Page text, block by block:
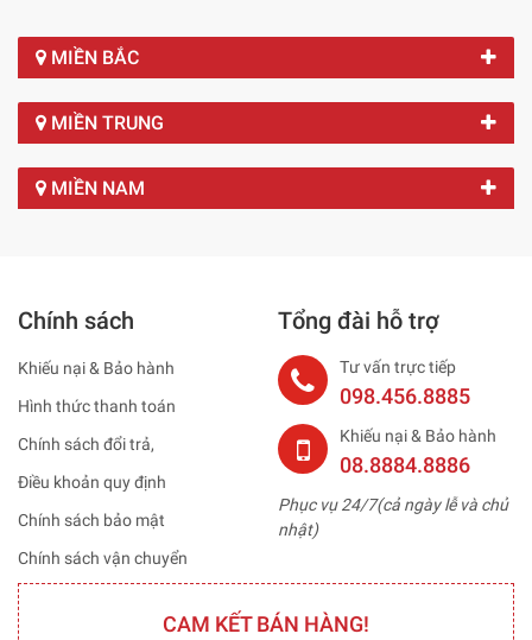
MIỀN BẮC
MIỀN TRUNG
MIỀN NAM
Chính sách
Khiếu nại & Bảo hành
Hình thức thanh toán
Chính sách đổi trả,
Điều khoản quy định
Chính sách bảo mật
Chính sách vận chuyển
Tổng đài hỗ trợ
Tư vấn trực tiếp
098.456.8885
Khiếu nại & Bảo hành
08.8884.8886
Phục vụ 24/7(cả ngày lễ và chủ
nhật)
CAM KẾT BÁN HÀNG!